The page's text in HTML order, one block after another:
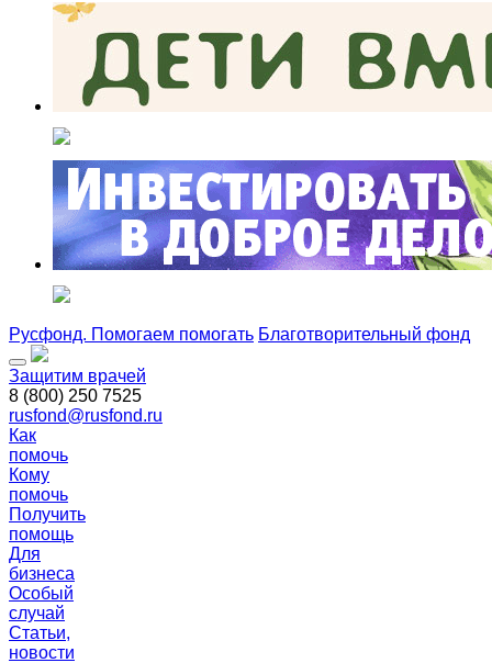
Русфонд. Помогаем помогать Благотворительный фонд
Защитим врачей
8 (800) 250 7525
rusfond@rusfond.ru
Как
помочь
Кому
помочь
Получить
помощь
Для
бизнеса
Особый
случай
Статьи,
новости